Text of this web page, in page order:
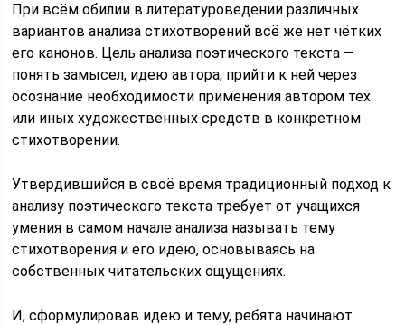
При всём обилии в литературоведении различных
вариантов анализа стихотворений всё же нет чётких
его канонов. Цель анализа поэтического текста —
понять замысел, идею автора, прийти к ней через
осознание необходимости применения автором тех
или иных художественных средств в конкретном
стихотворении.
Утвердившийся в своё время традиционный подход к
анализу поэтического текста требует от учащихся
умения в самом начале анализа называть тему
стихотворения и его идею, основываясь на
собственных читательских ощущениях.
И, сформулировав идею и тему, ребята начинают